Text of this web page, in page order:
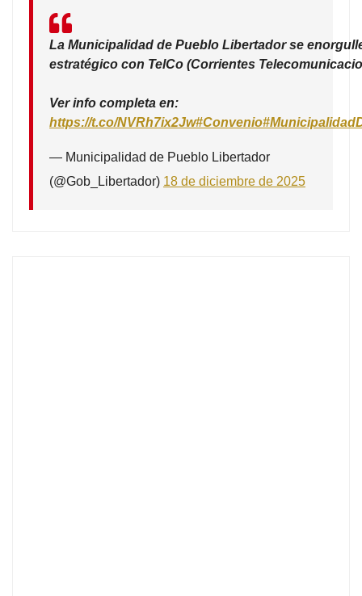
La Municipalidad de Pueblo Libertador se
estratégico con TelCo (Corrientes
Ver info completa en:
https://t.co/NVRh7ix2Jw#Convenio
— Municipalidad de Pueblo Libertador
(@Gob_Libertador) 18 de diciembre de 2025